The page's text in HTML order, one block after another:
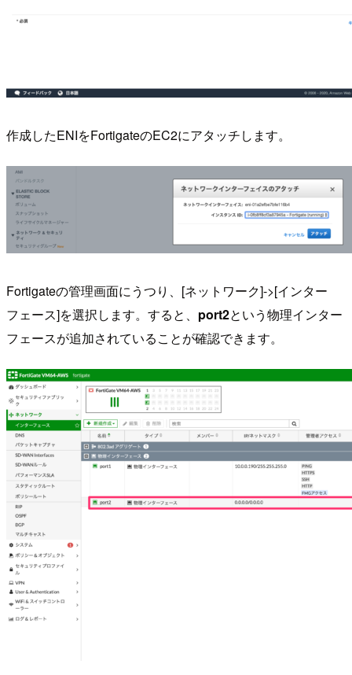
作成したENIをFortigateのEC2にアタッチします。
Fortigateの管理画面にうつり、[ネットワーク]->[インター
フェース]を選択します。すると、 port2という物理インター
フェースが追加されていることが確認できます。